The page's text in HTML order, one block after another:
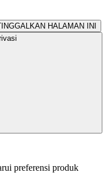
HALAMAN INI
preferensi produk